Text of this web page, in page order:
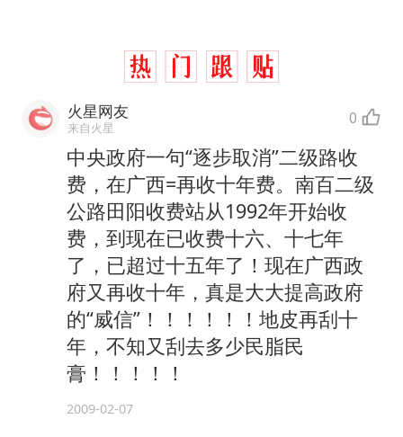
火星网友
来自火星 0
中央政府一句“逐步取消”二级路收
费，在广西=再收十年费。南百二级
公路田阳收费站从1992年开始收
费，到现在已收费十六、十七年
了，已超过十五年了！现在广西政
府又再收十年，真是大大提高政府
的“威信”！！！！！！地皮再刮十
年，不知又刮去多少民脂民
膏！！！！！
2009-02-07